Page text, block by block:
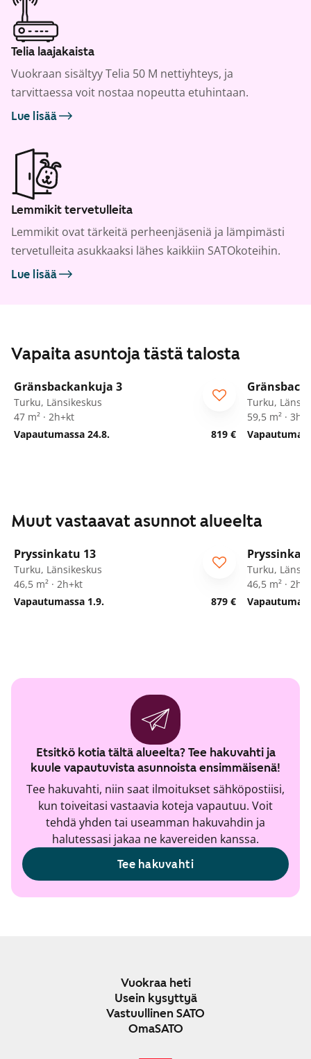
Telia laajakaista
Vuokraan sisältyy Telia 50 M nettiyhteys, ja
tarvittaessa voit nostaa nopeutta etuhintaan.
Lue lisää
Lemmikit tervetulleita
Lemmikit ovat tärkeitä perheenjäseniä ja lämpimästi
tervetulleita asukkaaksi lähes kaikkiin SATOkoteihin.
Lue lisää
Vapaita asuntoja tästä talosta
/15
Gränsbackankuja 3
Turku, Länsikeskus
47 m² · 2h+kt
Vapautumassa 24.8.
819 €
Turku,
59,5 m² ·
Muut vastaavat asunnot alueelta
Pryssinkatu 13
Turku, Länsikeskus
46,5 m² · 2h+kt
Vapautumassa 1.9.
879 €
Turku,
46,5 m² ·
Etsitkö kotia tältä alueelta? Tee hakuvahti ja
kuule vapautuvista asunnoista ensimmäisenä!
Tee hakuvahti, niin saat ilmoitukset sähköpostiisi,
kun toiveitasi vastaavia koteja vapautuu. Voit
tehdä yhden tai useamman hakuvahdin ja
halutessasi jakaa ne kavereiden kanssa.
Tee hakuvahti
Vuokraa heti
Usein kysyttyä
Vastuullinen SATO
OmaSATO